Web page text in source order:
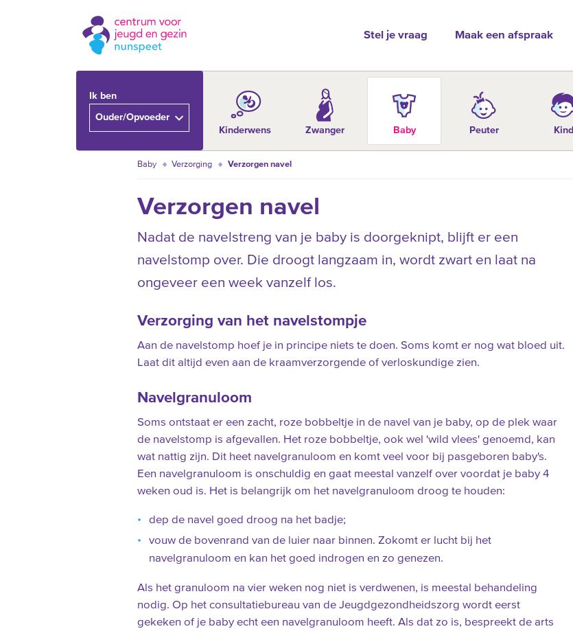
Stel je vraag Maak een afspraak
Ik ben
Ouder/Opvoeder
Kinderwens
Zwanger Baby Peuter Kind
Baby Verzorging Verzorgen navel
Verzorgen navel
Nadat de navelstreng van je baby is doorgeknipt, blijft er een
navelstomp over. Die droogt langzaam in, wordt zwart en laat na
ongeveer een week vanzelf los.
Verzorging van het navelstompje
Aan de navelstomp hoef je in principe niets te doen. Soms komt er nog wat bloed uit.
Laat dit altijd even aan de kraamverzorgende of verloskundige zien.
Navelgranuloom
Soms ontstaat er een zacht, roze bobbeltje in de navel van je baby, op de plek waar
de navelstomp is afgevallen. Het roze bobbeltje, ook wel 'wild vlees' genoemd, kan
wat nattig zijn. Dit heet navelgranuloom en komt veel voor bij pasgeboren baby's.
Een navelgranuloom is onschuldig en gaat meestal vanzelf over voordat je baby 4
weken oud is. Het is belangrijk om het navelgranuloom droog te houden:
dep de navel goed droog na het badje;
vouw de bovenrand van de luier naar binnen. Zokomt er lucht bij het
navelgranuloom en kan het goed indrogen en zo genezen.
Als het granuloom na vier weken nog niet is verdwenen, is meestal behandeling
nodig. Op het consultatiebureau van de Jeugdgezondheidszorg wordt eerst
gekeken of je baby echt een navelgranuloom heeft. Als dat zo is, bespreekt de arts